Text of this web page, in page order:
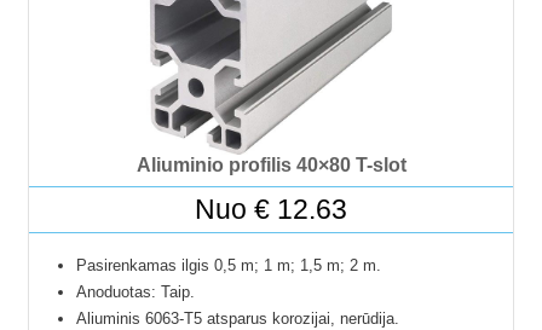
Kad matytumėte kainą pasirinkite ilgį.
Aliuminio profilis 40×80 T-slot
Nuo € 12.63
Pasirenkamas ilgis 0,5 m; 1 m; 1,5 m; 2 m.
Anoduotas: Taip.
Aliuminis 6063-T5 atsparus korozijai, nerūdija.